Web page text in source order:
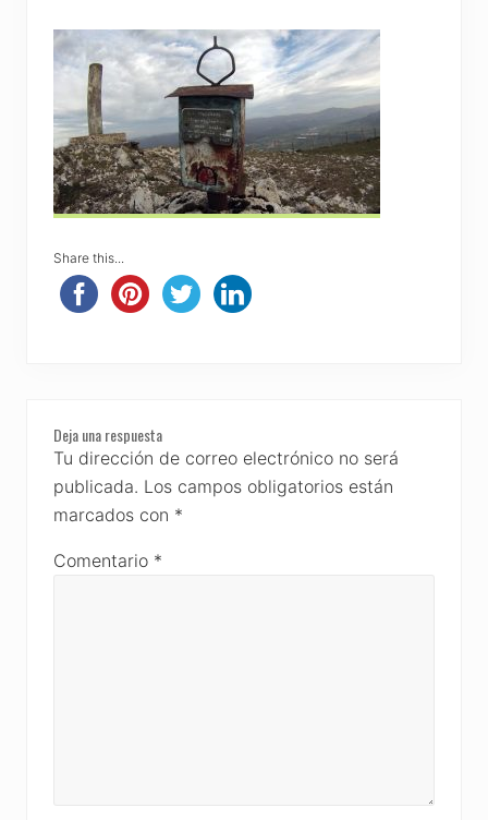
Share this...
Reader
Interactions
Deja una respuesta
Tu dirección de correo electrónico no será
publicada. Los campos obligatorios están
marcados con *
Comentario *